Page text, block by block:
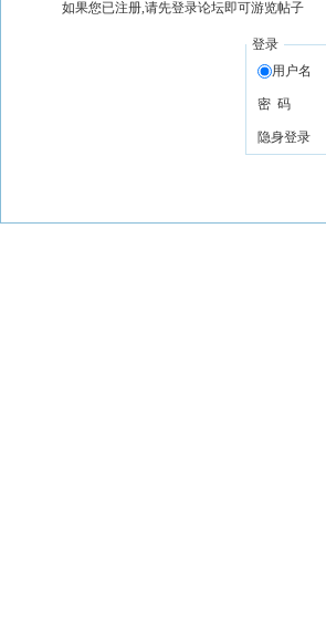
如果您已注册,请先登录论坛即可游览帖子
登录
用户名
密 码
隐身登录